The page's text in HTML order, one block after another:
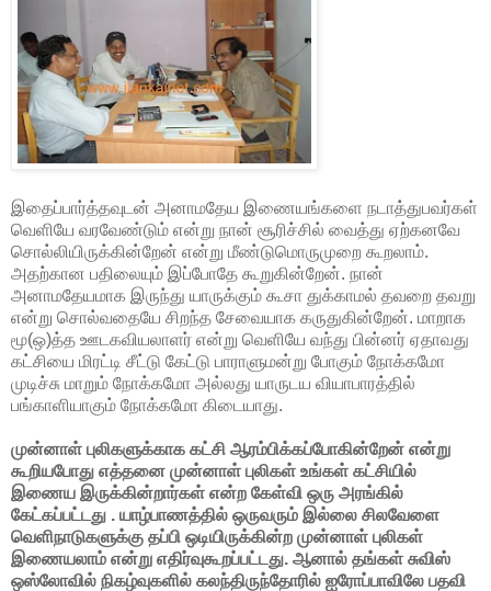
இதைப்பார்த்தவுடன் அனாமதேய இணையங்களை நடாத்துபவர்கள்
வெளியே வரவேண்டும் என்று நான் சூரிச்சில் வைத்து ஏற்கனவே
சொல்லியிருக்கின்றேன் என்று மீண்டுமொருமுறை கூறலாம்.
அதற்கான பதிலையும் இப்போதே கூறுகின்றேன். நான்
அனாமதேயமாக இருந்து யாருக்கும் கூசா துக்காமல் தவறை தவறு
என்று சொல்வதையே சிறந்த சேவையாக கருதுகின்றேன். மாறாக
மூ(ஒ)த்த ஊடகவியலாளர் என்று வெளியே வந்து பின்னர் ஏதாவது
கட்சியை மிரட்டி சீட்டு கேட்டு பாராளுமன்று போகும் நோக்கமோ
முடிச்சு மாறும் நோக்கமோ அல்லது யாருடய வியாபாரத்தில்
பங்காளியாகும் நோக்கமோ கிடையாது.
முன்னாள் புலிகளுக்காக கட்சி ஆரம்பிக்கப்போகின்றேன் என்று
கூறியபோது எத்தனை முன்னாள் புலிகள் உங்கள் கட்சியில்
இணைய இருக்கின்றார்கள் என்ற கேள்வி ஒரு அரங்கில்
கேட்கப்பட்டது . யாழ்பாணத்தில் ஒருவரும் இல்லை சிலவேளை
வெளிநாடுகளுக்கு தப்பி ஒடியிருக்கின்ற முன்னாள் புலிகள்
இணையலாம் என்று எதிர்வுகூறப்பட்டது. ஆனால் தங்கள் சுவிஸ்
ஒஸ்லோவில் நிகழ்வுகளில் கலந்திருந்தோரில் ஐரோப்பாவிலே பதவி